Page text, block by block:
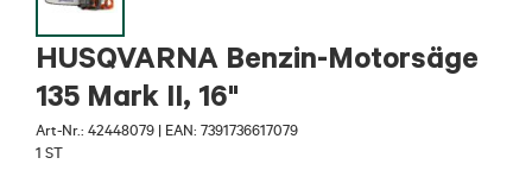
HUSQVARNA Benzin-Motorsäge
135 Mark II, 16"
Art-Nr.: 42448079 | EAN: 7391736617079
1 ST